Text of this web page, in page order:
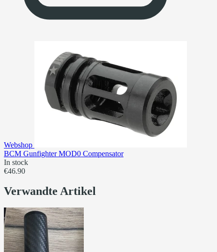
Webshop
BCM Gunfighter MOD0 Compensator
In stock
€46.90
Verwandte Artikel